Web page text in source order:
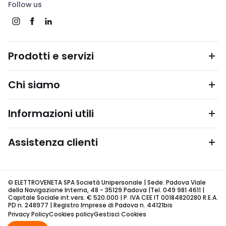
Follow us
Prodotti e servizi
Chi siamo
Informazioni utili
Assistenza clienti
© ELETTROVENETA SPA Società Unipersonale | Sede: Padova Viale
della Navigazione Interna, 48 - 35129 Padova |Tel. 049 981 4611 |
Capitale Sociale int.vers. € 520.000 | P. IVA CEE IT 00184820280 R.E.A.
PD n. 248977 | Registro Imprese di Padova n. 44121bis
Privacy PolicyCookies policyGestisci Cookies